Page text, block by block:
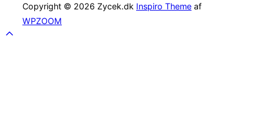
Copyright © 2026 Zycek.dk Inspiro Theme af
WPZOOM